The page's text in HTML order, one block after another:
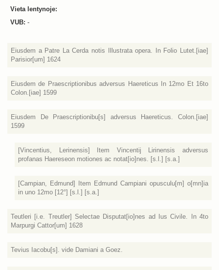
Vieta lentynoje:
VUB: -
Eiusdem a Patre La Cerda notis Illustrata opera. In Folio Lutet.[iae]
Parisior[um] 1624
Eiusdem de Praescriptionibus adversus Haereticus In 12mo Et 16to
Colon.[iae] 1599
Eiusdem De Praescriptionibu[s] adversus Haereticus. Colon.[iae]
1599
[Vincentius, Lerinensis] Item Vincentij Lirinensis adversus
profanas Haereseon motiones ac notat[io]nes. [s.l.] [s.a.]
[Campian, Edmund] Item Edmund Campiani opusculu[m] o[mn]ia
in uno 12mo [12°] [s.l.] [s.a.]
Teutleri [i.e. Treutler] Selectae Disputat[io]nes ad Ius Civile. In 4to
Marpurgi Cattor[um] 1628
Tevius Iacobu[s]. vide Damiani a Goez.